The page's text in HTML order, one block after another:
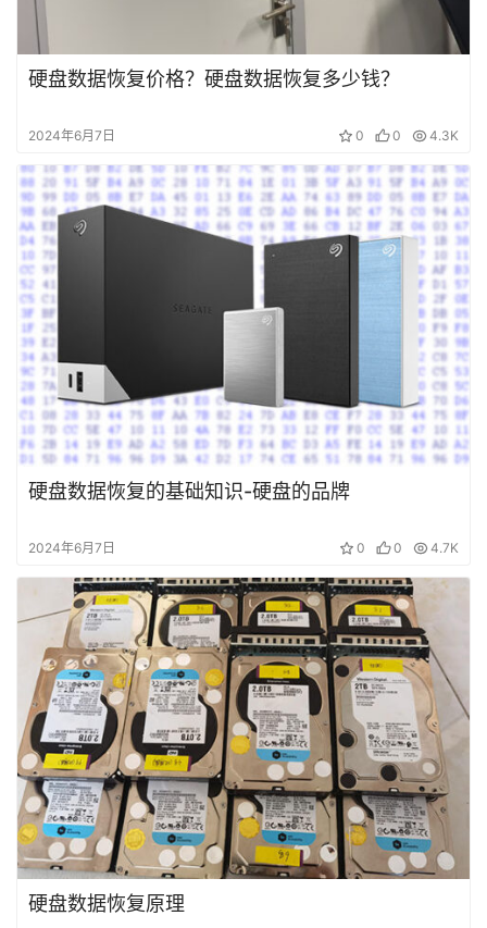
首
页
数
恢
复
成
功
案
例
技
术
资
设
展
示
常
见
问
题
登录 注册
硬盘数据恢复价格？硬盘数据恢复多少钱？
2024年6月7日 0 0 4.3K
硬盘数据恢复的基础知识-硬盘的品牌
2024年6月7日 0 0 4.7K
硬盘数据恢复原理